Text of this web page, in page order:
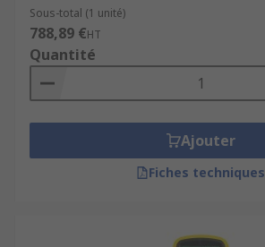
Sous-total (1 unité)
788,89 €HT
Quantité
Ajouter
Fiches techniques